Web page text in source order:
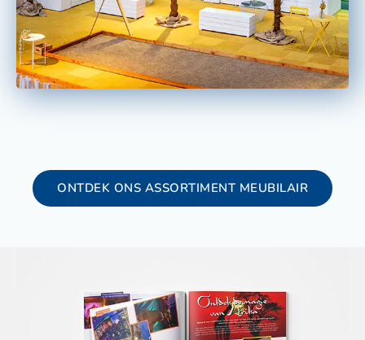
ONTDEK ONS ASSORTIMENT MEUBILAIR